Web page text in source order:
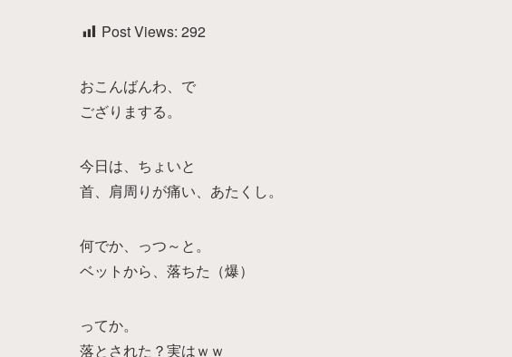
Post Views: 292
おこんばんわ、で
ござりまする。
今日は、ちょいと
首、肩周りが痛い、あたくし。
何でか、っつ～と。
ベットから、落ちた（爆）
ってか。
落とされた？実はｗｗ